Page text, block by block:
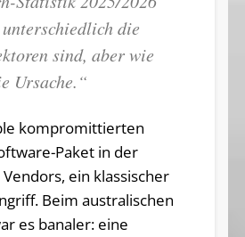
die
sind, aber wie
Ursache.“
kompromittierten
Paket in der
ein klassischer
Beim australischen
es banaler: eine